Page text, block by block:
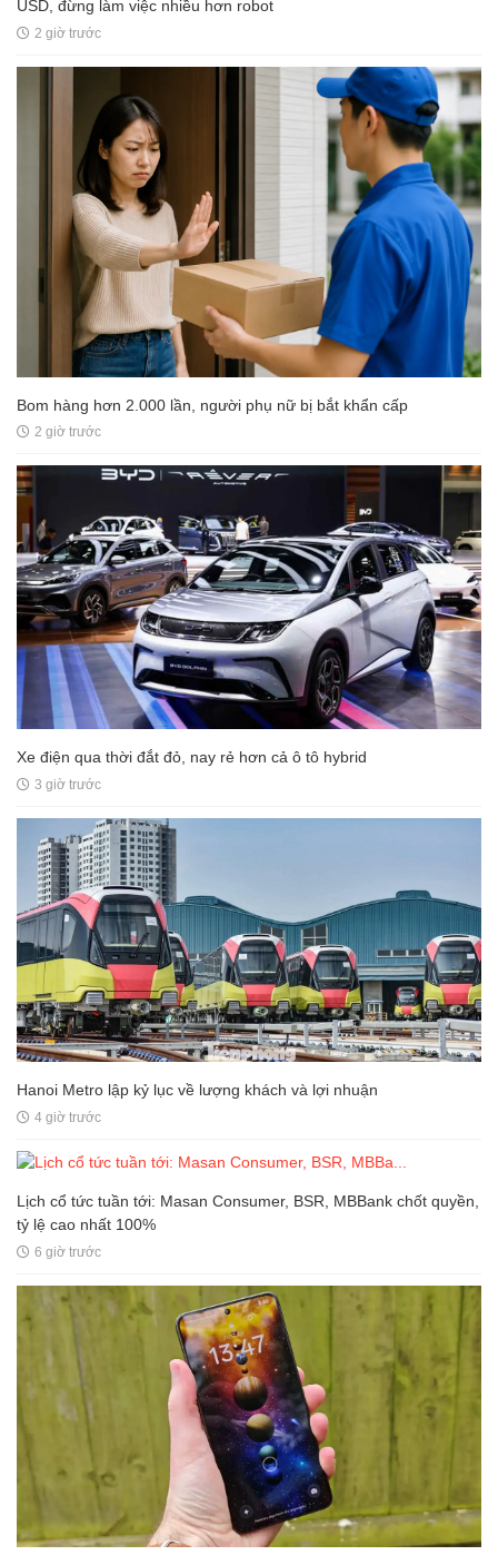
USD, đừng làm việc nhiều hơn robot
2 giờ trước
Bom hàng hơn 2.000 lần, người phụ nữ bị bắt khẩn cấp
2 giờ trước
Xe điện qua thời đắt đỏ, nay rẻ hơn cả ô tô hybrid
3 giờ trước
Hanoi Metro lập kỷ lục về lượng khách và lợi nhuận
4 giờ trước
Lịch cổ tức tuần tới: Masan Consumer, BSR, MBBank chốt quyền,
tỷ lệ cao nhất 100%
6 giờ trước